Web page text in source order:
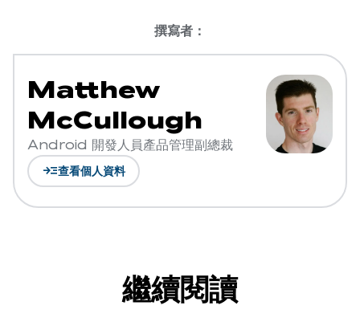
撰寫者：
Matthew
McCullough
Android 開發人員產品管理副總裁
read_more查看個人資料
繼續閱讀